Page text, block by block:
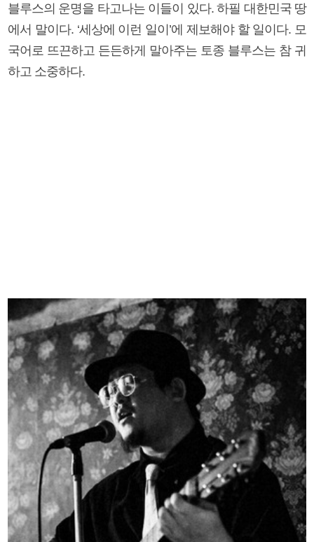
블루스의 운명을 타고나는 이들이 있다. 하필 대한민국 땅
에서 말이다. ‘세상에 이런 일이’에 제보해야 할 일이다. 모
국어로 뜨끈하고 든든하게 말아주는 토종 블루스는 참 귀
하고 소중하다.